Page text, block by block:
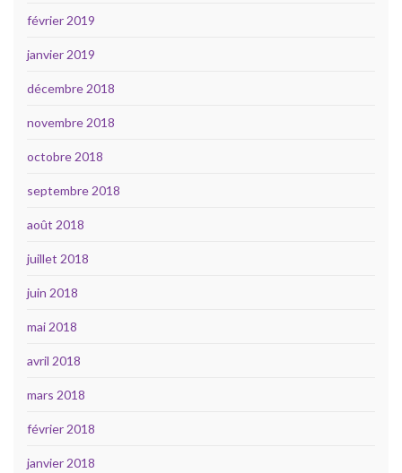
février 2019
janvier 2019
décembre 2018
novembre 2018
octobre 2018
septembre 2018
août 2018
juillet 2018
juin 2018
mai 2018
avril 2018
mars 2018
février 2018
janvier 2018